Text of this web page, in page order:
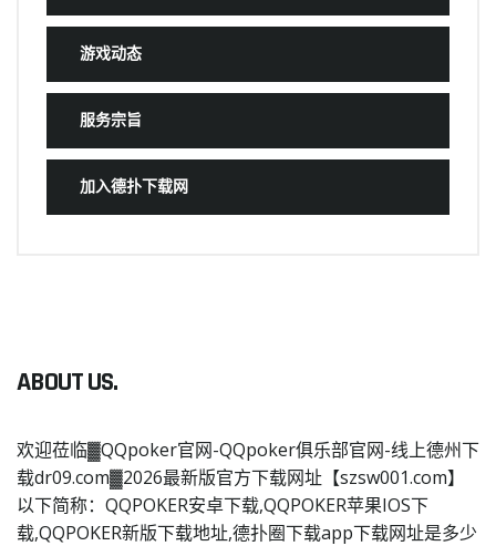
游戏动态
服务宗旨
加入德扑下载网
ABOUT US.
欢迎莅临▓QQpoker官网-QQpoker俱乐部官网-线上德州下
载dr09.com▓2026最新版官方下载网址【szsw001.com】
以下简称：QQPOKER安卓下载,QQPOKER苹果IOS下
载,QQPOKER新版下载地址,德扑圈下载app下载网址是多少